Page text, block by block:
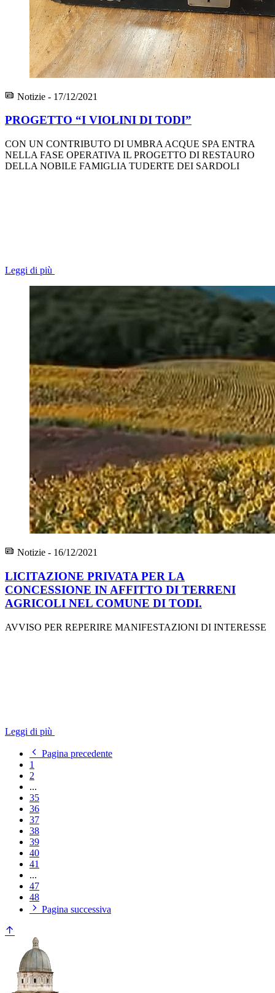
Notizie - 17/12/2021
PROGETTO “I VIOLINI DI TODI”
CON UN CONTRIBUTO DI UMBRA ACQUE SPA ENTRA
NELLA FASE OPERATIVA IL PROGETTO DI RESTAURO
DELLA NOBILE FAMIGLIA TUDERTE DEI SARDOLI
Leggi di più
Notizie - 16/12/2021
LICITAZIONE PRIVATA PER LA
CONCESSIONE IN AFFITTO DI TERRENI
AGRICOLI NEL COMUNE DI TODI.
AVVISO PER REPERIRE MANIFESTAZIONI DI INTERESSE
Leggi di più
Pagina precedente
1
2
...
35
36
37
38
39
40
41
...
47
48
Pagina successiva